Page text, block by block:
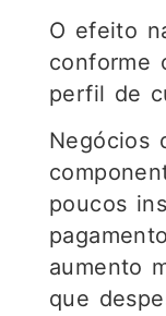
O efeito
conforme
perfil de
Negócios
poucos
aumento
que